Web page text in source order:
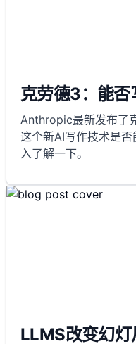
克劳德3：能否
Anthropic最新发布了
这个新AI写作技术是
入了解一下。
LLMS改变幻灯